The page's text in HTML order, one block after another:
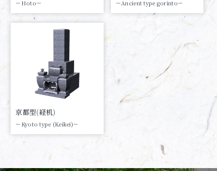
－Hoto－ －Ancient type gorinto－
京都型(経机)
－Kyoto type (Keikei)－